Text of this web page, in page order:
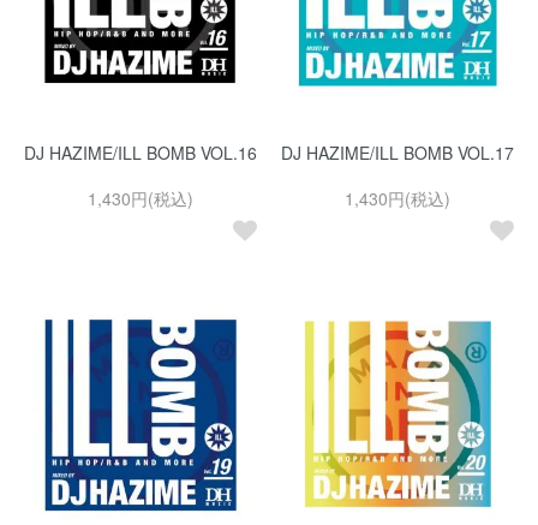
DJ HAZIME/ILL BOMB VOL.16
1,430円(税込)
DJ HAZIME/ILL BOMB VOL.17
1,430円(税込)